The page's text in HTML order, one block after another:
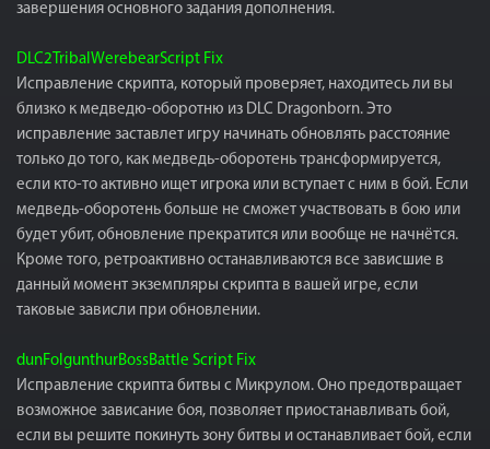
завершения основного задания дополнения.
DLC2TribalWerebearScript Fix
Исправление скрипта, который проверяет, находитесь ли вы
близко к медведю-оборотню из DLC Dragonborn. Это
исправление заставлет игру начинать обновлять расстояние
только до того, как медведь-оборотень трансформируется,
если кто-то активно ищет игрока или вступает с ним в бой. Если
медведь-оборотень больше не сможет участвовать в бою или
будет убит, обновление прекратится или вообще не начнётся.
Кроме того, ретроактивно останавливаются все зависшие в
данный момент экземпляры скрипта в вашей игре, если
таковые зависли при обновлении.
dunFolgunthurBossBattle Script Fix
Исправление скрипта битвы с Микрулом. Оно предотвращает
возможное зависание боя, позволяет приостанавливать бой,
если вы решите покинуть зону битвы и останавливает бой, если